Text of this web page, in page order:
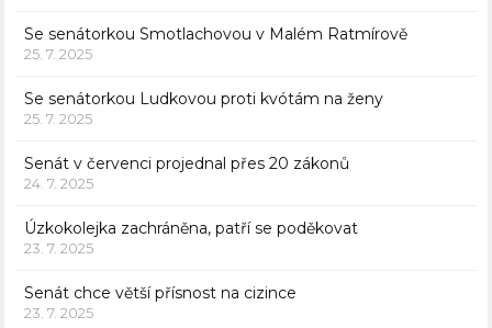
Se senátorkou Smotlachovou v Malém Ratmírově
25. 7. 2025
Se senátorkou Ludkovou proti kvótám na ženy
25. 7. 2025
Senát v červenci projednal přes 20 zákonů
24. 7. 2025
Úzkokolejka zachráněna, patří se poděkovat
23. 7. 2025
Senát chce větší přísnost na cizince
23. 7. 2025